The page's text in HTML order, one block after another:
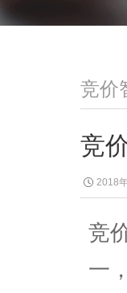
竞价
竞
2018
竞
一